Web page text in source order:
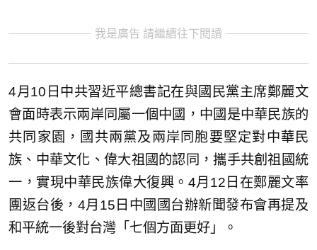
我是廣告 請繼續往下閱讀
4月10日中共習近平總書記在與國民黨主席鄭麗文
會面時表示兩岸同屬一個中國，中國是中華民族的
共同家園，國共兩黨及兩岸同胞要堅定對中華民
族、中華文化、偉大祖國的認同，攜手共創祖國統
一，實現中華民族偉大復興。4月12日在鄭麗文率
團返台後，4月15日中國國台辦新聞發布會再提及
和平統一後對台灣「七個方面更好」。